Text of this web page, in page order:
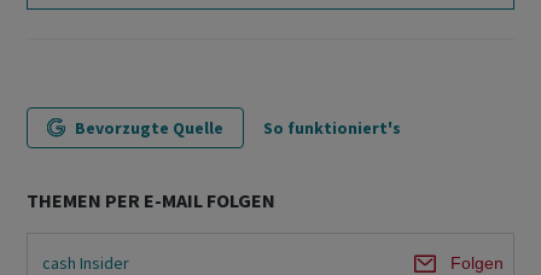
Bevorzugte Quelle So funktioniert's
THEMEN PER E-MAIL FOLGEN
cash Insider Folgen